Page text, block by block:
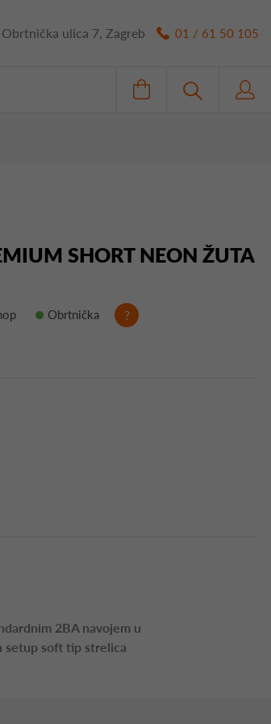
Obrtnička ulica 7, Zagreb 01 / 61 50 105
SHORT NEON ŽUTA
Obrtnička ?
2BA navojem u
setup soft tip strelica